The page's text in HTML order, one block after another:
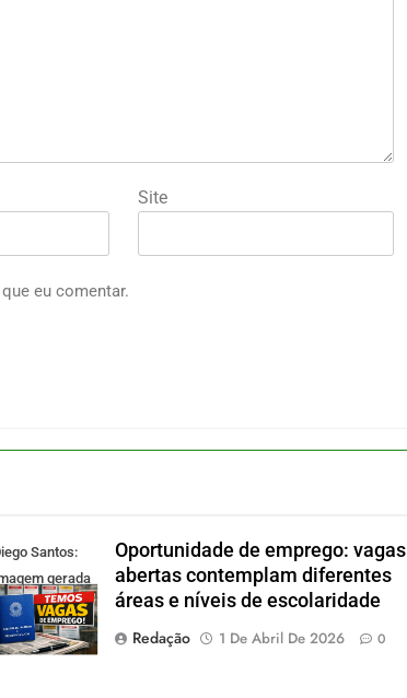
Site
eu comentar.
Santos:
gerada
IA
Oportunidade de emprego: vagas
abertas contemplam diferentes
áreas e níveis de escolaridade
Redação
1 De Abril De 2026 0